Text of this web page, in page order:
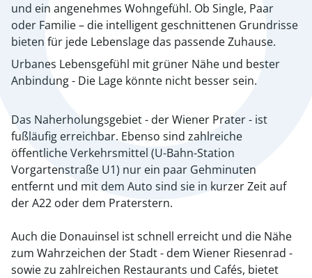
und ein angenehmes Wohngefühl. Ob Single, Paar
oder Familie – die intelligent geschnittenen Grundrisse
bieten für jede Lebenslage das passende Zuhause.
Urbanes Lebensgefühl mit grüner Nähe und bester
Anbindung - Die Lage könnte nicht besser sein.
Das Naherholungsgebiet - der Wiener Prater - ist
fußläufig erreichbar. Ebenso sind zahlreiche
öffentliche Verkehrsmittel (U-Bahn-Station
Vorgartenstraße U1) nur ein paar Gehminuten
entfernt und mit dem Auto sind sie in kurzer Zeit auf
der A22 oder dem Praterstern.
Auch die Donauinsel ist schnell erreicht und die Nähe
zum Wahrzeichen der Stadt - dem Wiener Riesenrad -
sowie zu zahlreichen Restaurants und Cafés, bietet